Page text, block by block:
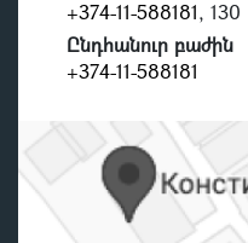
+374-11-588181, 130
Ընդհանուր բաժին
+374-11-588181